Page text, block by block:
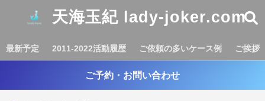
天海玉紀 lady-joker.com
最新予定 2011-2022活動履歴 ご依頼の多いケース例 ご挨拶
ご予約・お問い合わせ